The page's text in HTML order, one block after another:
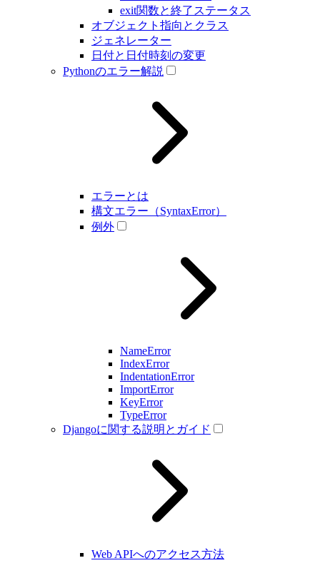
exit関数と終了ステータス
オブジェクト指向とクラス
ジェネレーター
日付と日付時刻の変更
Pythonのエラー解説
エラーとは
構文エラー（SyntaxError）
例外
NameError
IndexError
IndentationError
ImportError
KeyError
TypeError
Djangoに関する説明とガイド
Web APIへのアクセス方法